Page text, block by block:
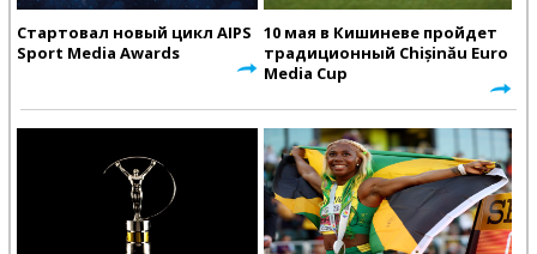
Стартовал новый цикл AIPS
Sport Media Awards
10 мая в Кишиневе пройдет
традиционный Chișinău Euro
Media Cup